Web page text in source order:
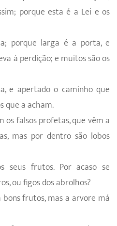
porque esta é a Lei e os
porque larga é a porta, e
à perdição; e muitos são os
e apertado o caminho que
que a acham.
os falsos profetas, que vêm a
mas por dentro são lobos
seus frutos. Por acaso se
ou figos dos abrolhos?
frutos, mas a arvore má